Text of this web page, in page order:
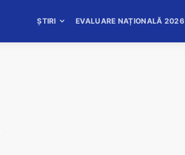
ȘTIRI EVALUARE NAȚIONALĂ 2026